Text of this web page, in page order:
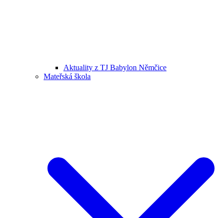
Aktuality z TJ Babylon Němčice
Mateřská škola